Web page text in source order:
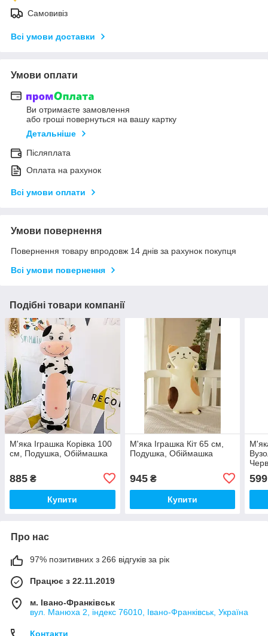
Самовивіз
Всі умови доставки
Умови оплати
Ви отримаєте замовлення
або гроші повернуться на вашу картку
Детальніше
Післяплата
Оплата на рахунок
Всі умови оплати
Умови повернення
Повернення товару впродовж 14 днів за рахунок покупця
Всі умови повернення
Подібні товари компанії
М'яка Іграшка Корівка 100
см, Подушка, Обіймашка
885 ₴
Купити
М'яка Іграшка Кіт 65 см,
Подушка, Обіймашка
945₴
Купити
599
Про нас
97% позитивних з 266 відгуків за рік
Працює з 22.11.2019
м. Івано-Франківськ
вул. Манюха 2, індекс 76010, Івано-Франківськ, Україна
Контакти